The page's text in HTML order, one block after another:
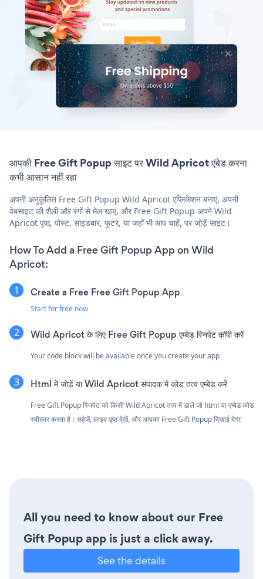
आपकी Free Gift Popup साइट पर Wild Apricot एंबेड करना
कभी आसान नहीं रहा
अपनी अनुकूलित Free Gift Popup Wild Apricot एप्लिकेशन बनाएं, अपनी
वेबसाइट की शैली और रंगों से मेल खाएं, और Free Gift Popup अपने Wild
Apricot पृष्ठ, पोस्ट, साइडबार, फुटर, या जहाँ भी आप चाहें, पर जोड़ें साइट।
How To Add a Free Gift Popup App on Wild
Apricot:
Create a Free Free Gift Popup App
Start for free now
Wild Apricot के लिए Free Gift Popup एम्बेड स्निपेट कॉपी करें
Your code block will be available once you create your app
Html में जोड़ें या Wild Apricot संपादक में कोड तत्व एम्बेड करें
Free Gift Popup स्निपेट को किसी Wild Apricot तत्व में डालें जो html या एम्बेड कोड
स्वीकार करता है। सहेजें, लाइव पृष्ठ देखें, और आपका Free Gift Popup दिखाई देगा!
All you need to know about our Free
Gift Popup app is just a click away.
See the details